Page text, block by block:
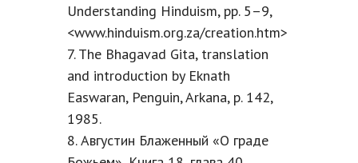
Understanding Hinduism, pp. 5–9,
<www.hinduism.org.za/creation.htm>
7. The Bhagavad Gita, translation
and introduction by Eknath
Easwaran, Penguin, Arkana, p. 142,
1985.
8. Августин Блаженный «О граде